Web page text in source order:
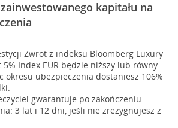
kapitału na
Zwrot z indeksu Bloomberg Luxury
Index EUR będzie niższy lub równy
okresu ubezpieczenia dostaniesz 106%
gwarantuje po zakończeniu
3 lat i 12 dni, jeśli nie zrezygnujesz z